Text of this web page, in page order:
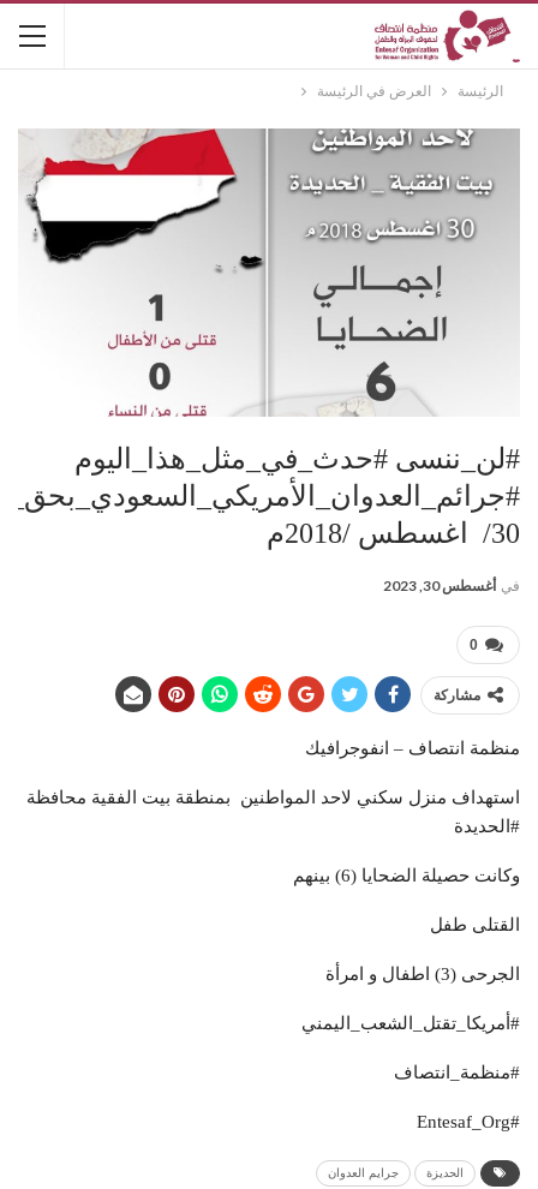
الرئيسة العرض في الرئيسة
#لن_ننسى #حدث_في_مثل_هذا_اليوم
30/ اغسطس /2018م
في أغسطس 30, 2023
0
مشاركة
منظمة انتصاف – انفوجرافيك
استهداف منزل سكني لاحد المواطنين بمنطقة بيت الفقية محافظة
#الحديدة
وكانت حصيلة الضحايا (6) بينهم
القتلى طفل
الجرحى (3) اطفال و امرأة
#أمريكا_تقتل_الشعب_اليمني
#منظمة_انتصاف
#Entesaf_Org
الحديزة جرايم العدوان